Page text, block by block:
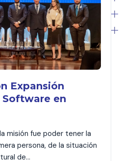
Expansión
Software en
misión fue poder tener la
persona, de la situación
de